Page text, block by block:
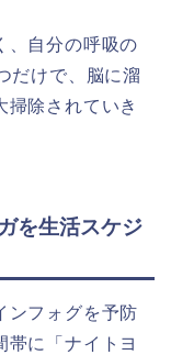
、自分の呼吸の
だけで、脳に溜
掃除されていき
を生活スケジ
ンフォグを予防
帯に「ナイトヨ